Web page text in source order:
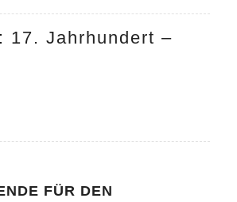
17. Jahrhundert –
FÜR DEN